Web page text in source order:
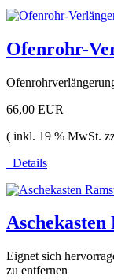
Ofenrohr-
66,00 EUR
( inkl. 19 % MwSt.
Details
Eignet sich
zu entfernen